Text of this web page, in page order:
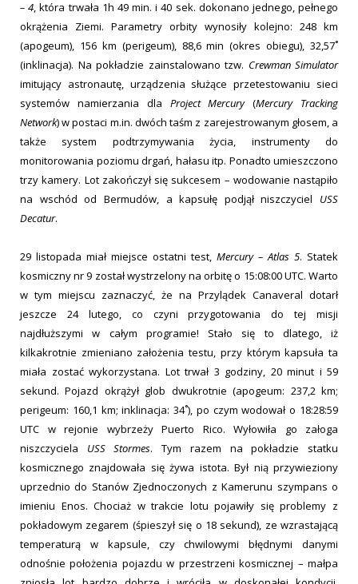
– 4, która trwała 1h 49 min. i 40 sek. dokonano jednego, pełnego
okrążenia Ziemi. Parametry orbity wynosiły kolejno: 248 km
(apogeum), 156 km (perigeum), 88,6 min (okres obiegu), 32,57˚
(inklinacja). Na pokładzie zainstalowano tzw. Crewman Simulator
imitujący astronautę, urządzenia służące przetestowaniu sieci
systemów namierzania dla Project Mercury(Mercury Tracking
Network) w postaci m.in. dwóch taśm z zarejestrowanym głosem, a
także system podtrzymywania życia, instrumenty do
monitorowania poziomu drgań, hałasu itp. Ponadto umieszczono
trzy kamery. Lot zakończył się sukcesem – wodowanie nastąpiło
na wschód od Bermudów, a kapsułę podjął niszczyciel USS
Decatur.
29 listopada miał miejsce ostatni test, Mercury – Atlas 5. Statek
kosmiczny nr 9 został wystrzelony na orbitę o 15:08:00 UTC. Warto
w tym miejscu zaznaczyć, że na Przylądek Canaveral dotarł
jeszcze 24 lutego, co czyni przygotowania do tej misji
najdłuższymi w całym programie! Stało się to dlatego, iż
kilkakrotnie zmieniano założenia testu, przy którym kapsuła ta
miała zostać wykorzystana. Lot trwał 3 godziny, 20 minut i 59
sekund. Pojazd okrążył glob dwukrotnie (apogeum: 237,2 km;
perigeum: 160,1 km; inklinacja: 34˚), po czym wodował o 18:28:59
UTC w rejonie wybrzeży Puerto Rico. Wyłowiła go załoga
niszczyciela USS Stormes. Tym razem na pokładzie statku
kosmicznego znajdowała się żywa istota. Był nią przywieziony
uprzednio do Stanów Zjednoczonych z Kamerunu szympans o
imieniu Enos. Chociaż w trakcie lotu pojawiły się problemy z
pokładowym zegarem (śpieszył się o 18 sekund), ze wzrastającą
temperaturą w kapsule, czy chwilowymi błędnymi danymi
odnośnie położenia pojazdu w przestrzeni kosmicznej – małpa